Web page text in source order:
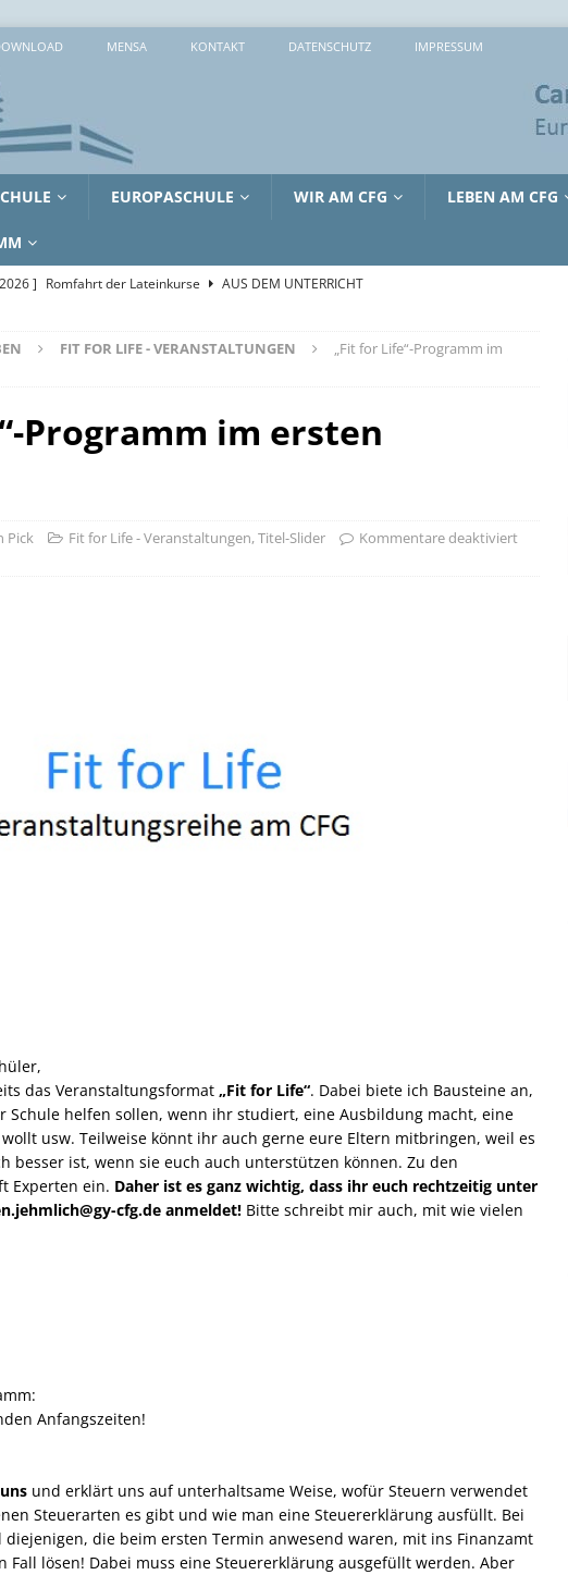
MENSA KONTAKT DATENSCHUTZ IMPRESSUM
EUROPASCHULE WIR AM CFG LEBEN AM CFG
] Romfahrt der Lateinkurse
AUS DEM UNTERRICHT
2026 ] Zwischen Aktienkultur und Kinderschutz: Jürgen Hardt im Gespräch mit dem
FIT FOR LIFE - VERANSTALTUNGEN
„Fit for Life“-Programm im
Programm im ersten
Pick Fit for Life - Veranstaltungen,Titel-Slider Kommentare deaktiviert
das Veranstaltungsformat „Fit for Life“. Dabei biete ich Bausteine an,
Schule helfen sollen, wenn ihr studiert, eine Ausbildung macht, eine
usw. Teilweise könnt ihr auch gerne eure Eltern mitbringen, weil es
besser ist, wenn sie euch auch unterstützen können. Zu den
Experten ein. Daher ist es ganz wichtig, dass ihr euch rechtzeitig unter
cfg.de anmeldet! Bitte schreibt mir auch, mit wie vielen
Anfangszeiten!
und erklärt uns auf unterhaltsame Weise, wofür Steuern verwendet
Steuerarten es gibt und wie man eine Steuererklärung ausfüllt. Bei
die beim ersten Termin anwesend waren, mit ins Finanzamt
Fall lösen! Dabei muss eine Steuererklärung ausgefüllt werden. Aber